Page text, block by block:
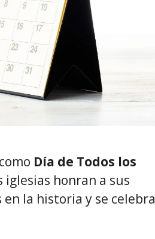
Día de Todos los
honran a sus
la historia y se celebra